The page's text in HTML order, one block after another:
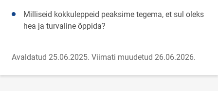
Milliseid kokkuleppeid peaksime tegema, et sul oleks
hea ja turvaline õppida?
Avaldatud 25.06.2025. Viimati muudetud 26.06.2026.